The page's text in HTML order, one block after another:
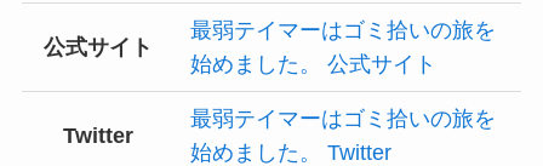
公式サイト
最弱テイマーはゴミ拾いの旅を
始めました。 公式サイト
Twitter
最弱テイマーはゴミ拾いの旅を
始めました。 Twitter